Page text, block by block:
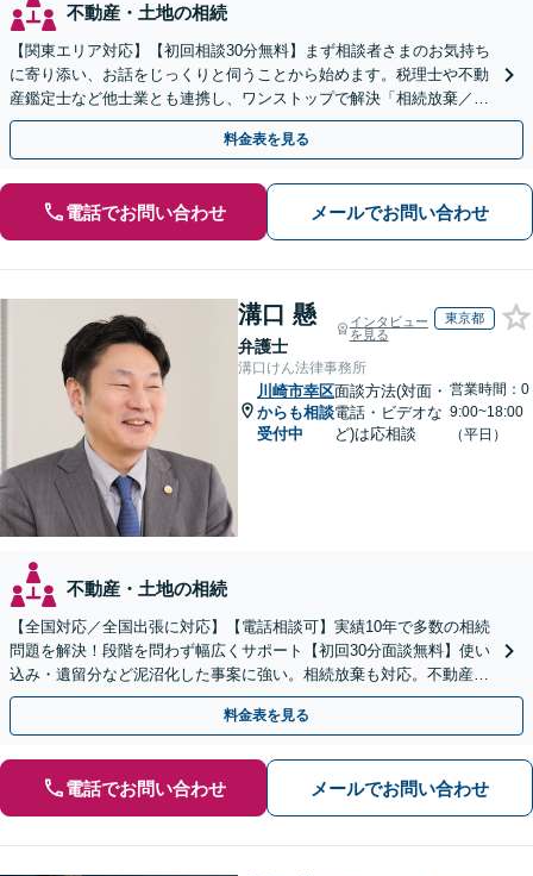
不動産・土地の相続
【関東エリア対応】【初回相談30分無料】まず相談者さまのお気持ち
に寄り添い、お話をじっくりと伺うことから始めます。税理士や不動
産鑑定士など他士業とも連携し、ワンストップで解決「相続放棄／遺
言書作成／遺留分侵害額請求／使い込み・寄与分など」
料金表を見る
電話でお問い合わせ メールでお問い合わせ
溝口 懸
弁護士
インタビュー
を見る
東京都
溝口けん法律事務所
川崎市幸区
からも相談
受付中
面談方法(対面・
電話・ビデオな
ど)は応相談
営業時間：0
9:00~18:00
（平日）
不動産・土地の相続
【全国対応／全国出張に対応】【電話相談可】実績10年で多数の相続
問題を解決！段階を問わず幅広くサポート【初回30分面談無料】使い
込み・遺留分など泥沼化した事案に強い。相続放棄も対応。不動産相
続は次世代を見据えたご提案。生前対策もお任せを
料金表を見る
電話でお問い合わせ メールでお問い合わせ